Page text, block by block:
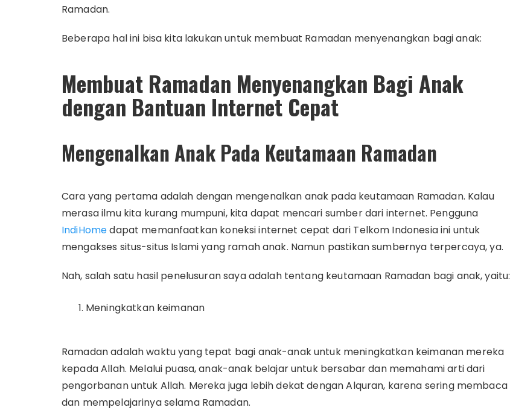
Ramadan.
Beberapa hal ini bisa kita lakukan untuk membuat Ramadan menyenangkan bagi anak:
Membuat Ramadan Menyenangkan Bagi Anak
dengan Bantuan Internet Cepat
Mengenalkan Anak Pada Keutamaan Ramadan
Cara yang pertama adalah dengan mengenalkan anak pada keutamaan Ramadan. Kalau
merasa ilmu kita kurang mumpuni, kita dapat mencari sumber dari internet. Pengguna
IndiHomedapat memanfaatkan koneksi internet cepat dari Telkom Indonesia ini untuk
mengakses situs-situs Islami yang ramah anak. Namun pastikan sumbernya terpercaya, ya.
Nah, salah satu hasil penelusuran saya adalah tentang keutamaan Ramadan bagi anak, yaitu:
Meningkatkan keimanan
Ramadan adalah waktu yang tepat bagi anak-anak untuk meningkatkan keimanan mereka
kepada Allah. Melalui puasa, anak-anak belajar untuk bersabar dan memahami arti dari
pengorbanan untuk Allah. Mereka juga lebih dekat dengan Alquran, karena sering membaca
dan mempelajarinya selama Ramadan.